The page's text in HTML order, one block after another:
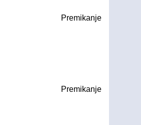
Premikanje
Premikanje